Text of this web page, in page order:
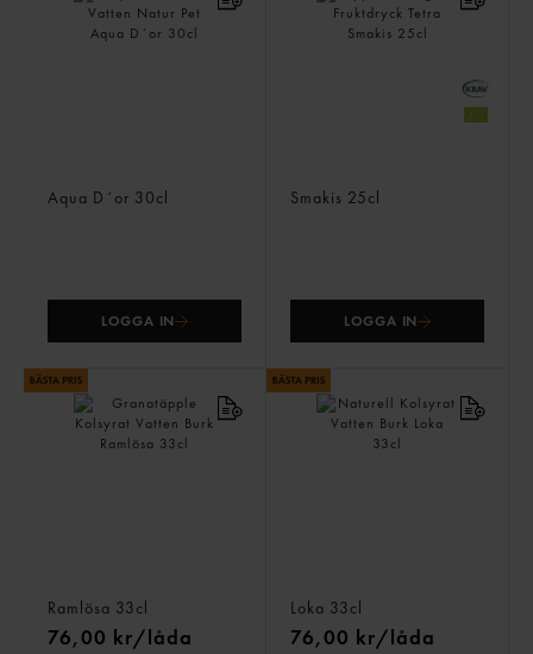
Aqua D´or 30cl
LOGGA IN
Smakis 25cl
LOGGA IN
Ramlösa 33cl
76,00 kr/låda
Loka 33cl
76,00 kr/låda